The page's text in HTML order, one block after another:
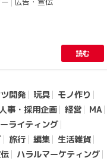
読む
開発 玩具
モノ作り
事・採用企画 経営
MA
ライティング
旅行 編集
生活雑貨
ハラルマーケティング